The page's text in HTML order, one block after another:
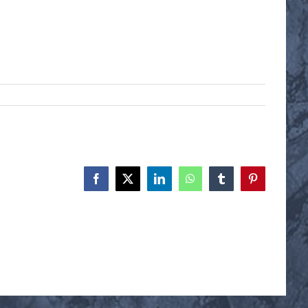
Facebook
X LinkedInWhatsAppTumblrPinterest